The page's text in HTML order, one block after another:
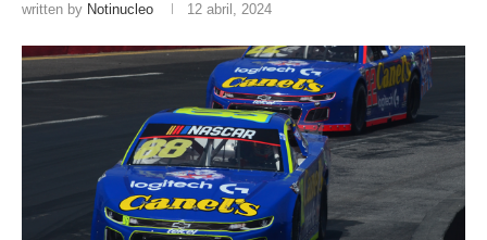
written by Notinucleo 12 abril, 2024